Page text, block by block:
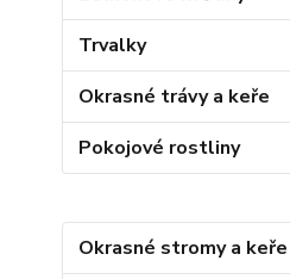
Trvalky
Okrasné trávy a keře
Pokojové rostliny
Okrasné stromy a keře